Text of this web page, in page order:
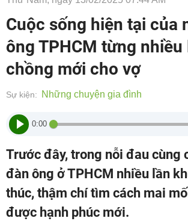
Cuộc sống hiện tại của
ông TPHCM từng
chồng mới cho vợ
Sự kiện: Những chuyện gia đình
0:00
Trước đây, trong nỗi đau cùng
đàn ông ở TPHCM nhiều lần
thúc, thậm chí tìm cách mai
được hạnh phúc mới.